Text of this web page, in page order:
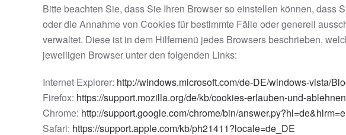
Bitte beachten Sie, dass Sie Ihren Browser so einstellen können,
oder die Annahme von Cookies für bestimmte Fälle oder generell
verwaltet. Diese ist in dem Hilfemenü jedes Browsers beschrieben,
jeweiligen Browser unter den folgenden Links:
Internet Explorer: http://windows.microsoft.com/de-DE/windows-vista/
Firefox: https://support.mozilla.org/de/kb/cookies-erlauben-und-ablehnen
Chrome: http://support.google.com/chrome/bin/
Safari: https://support.apple.com/kb/ph21411?locale=de_DE